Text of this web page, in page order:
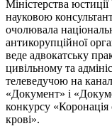
Міністерства
науковою
очолювала
антикорупційної
веде адвокатську
цивільному та
телеведучою на
«Документ» і
конкурсу «Коронація
крові».